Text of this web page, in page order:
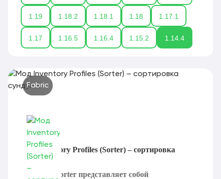
1.19 1.18.2 1.18.1 1.18 1.17.1
1.17 1.16.5 1.16.4 1.15.2 1.14.4
Fabric
Мод Inventory Profiles (Sorter) – сортировка
сундуков
Inventory Sorter представляет собой